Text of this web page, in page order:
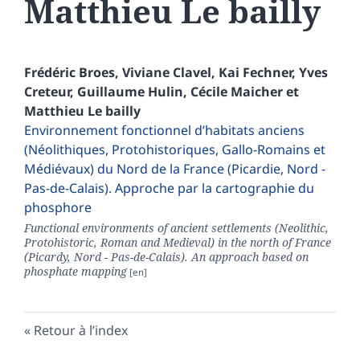
Matthieu Le bailly
Frédéric Broes, Viviane Clavel, Kai Fechner, Yves
Creteur, Guillaume Hulin, Cécile Maicheret
Matthieu Le bailly
Environnement fonctionnel d’habitats anciens
(Néolithiques, Protohistoriques, Gallo-Romains et
Médiévaux) du Nord de la France (Picardie, Nord -
Pas-de-Calais). Approche par la cartographie du
phosphore
Functional environments of ancient settlements (Neolithic,
Protohistoric, Roman and Medieval) in the north of France
(Picardy, Nord - Pas-de-Calais). An approach based on
phosphate mapping
Retour à l’index